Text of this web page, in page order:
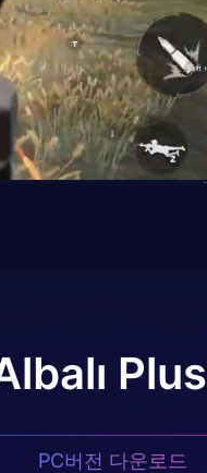
Plus
PC버전 다운로드